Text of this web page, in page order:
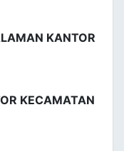
KANTOR
KECAMATAN